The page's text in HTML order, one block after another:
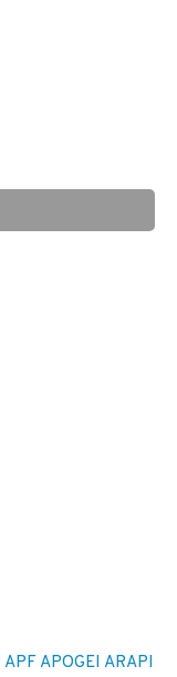
APF APOGEI ARAPI